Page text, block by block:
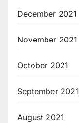
December 2021
November 2021
October 2021
September 2021
August 2021